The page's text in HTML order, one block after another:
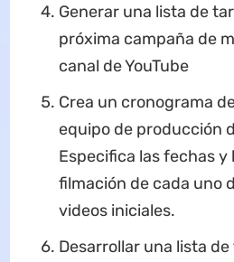
Generar una lista de
próxima campaña de
canal de YouTube
Crea un cronograma
equipo de producción
Especifica las fechas y
filmación de cada uno
videos iniciales.
Desarrollar una lista